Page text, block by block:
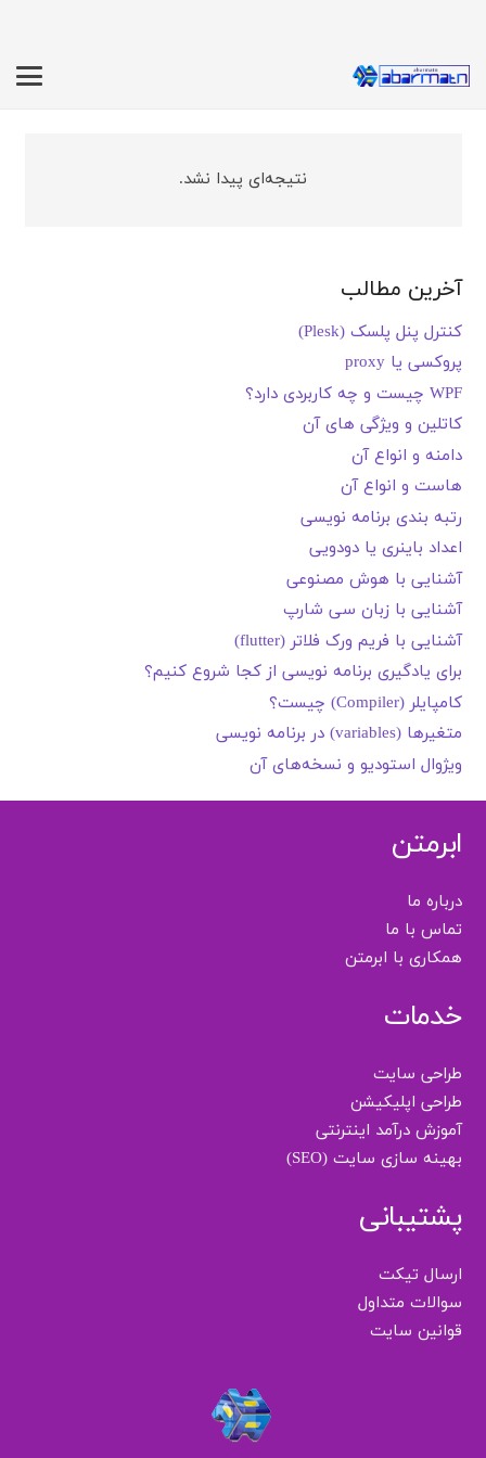
نتیجه‌ای پیدا نشد.
آخرین مطالب
کنترل پنل پلسک (Plesk)
پروکسی یا proxy
WPF چیست و چه کاربردی دارد؟
کاتلین و ویژگی های آن
دامنه و انواع آن
هاست و انواع آن
رتبه بندی برنامه نویسی
اعداد باینری یا دودویی
آشنایی با هوش مصنوعی
آشنایی با زبان سی شارپ
آشنایی با فریم ورک فلاتر (flutter)
برای یادگیری برنامه نویسی از کجا شروع کنیم؟
کامپایلر (Compiler) چیست؟
متغیرها (variables) در برنامه نویسی
ویژوال استودیو و نسخه‌های آن
ابرمتن
درباره ما
تماس با ما
همکاری با ابرمتن
خدمات
طراحی سایت
طراحی اپلیکیشن
آموزش درآمد اینترنتی
بهینه سازی سایت (SEO)
پشتیبانی
ارسال تیکت
سوالات متداول
قوانین سایت